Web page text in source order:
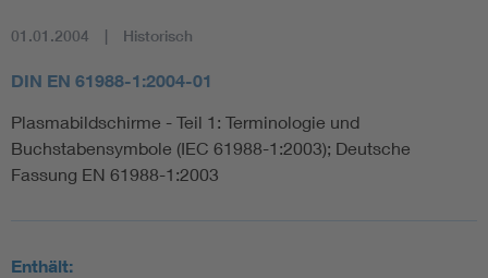
01.01.2004 Historisch
DIN EN 61988-1:2004-01
Plasmabildschirme - Teil 1: Terminologie und
Buchstabensymbole (IEC 61988-1:2003); Deutsche
Fassung EN 61988-1:2003
Enthält: